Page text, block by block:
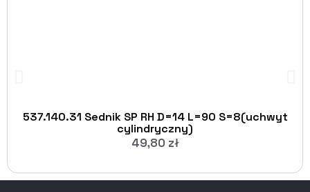
537.140.31 Sednik SP RH D=14 L=90 S=8(uchwyt
cylindryczny)
49,80 zł